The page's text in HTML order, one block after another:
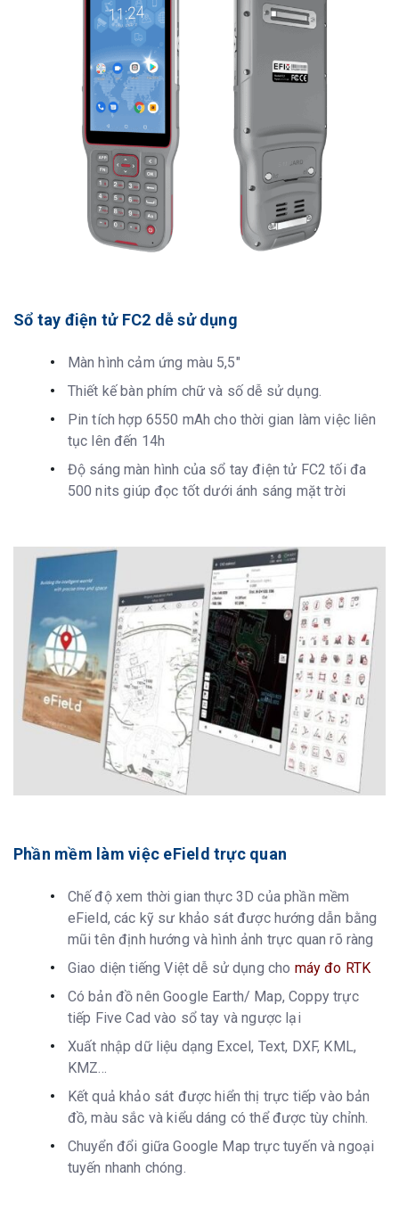
Sổ tay điện tử FC2 dễ sử dụng
Màn hình cảm ứng màu 5,5″
Thiết kế bàn phím chữ và số dễ sử dụng.
Pin tích hợp 6550 mAh cho thời gian làm việc liên
tục lên đến 14h
Độ sáng màn hình của sổ tay điện tử FC2 tối đa
500 nits giúp đọc tốt dưới ánh sáng mặt trời
Phần mềm làm việc eField trực quan
Chế độ xem thời gian thực 3D của phần mềm
eField, các kỹ sư khảo sát được hướng dẫn bằng
mũi tên định hướng và hình ảnh trực quan rõ ràng
Giao diện tiếng Việt dễ sử dụng cho máy đo RTK
Có bản đồ nên Google Earth/ Map, Coppy trực
tiếp Five Cad vào sổ tay và ngược lại
Xuất nhập dữ liệu dạng Excel, Text, DXF, KML,
KMZ…
Kết quả khảo sát được hiển thị trực tiếp vào bản
đồ, màu sắc và kiểu dáng có thể được tùy chỉnh.
Chuyển đổi giữa Google Map trực tuyến và ngoại
tuyến nhanh chóng.